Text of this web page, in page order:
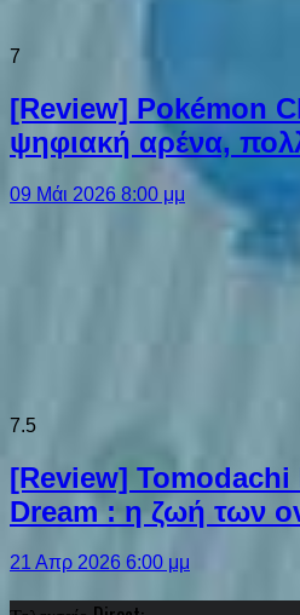
7
[Review] Pokémon
ψηφιακή αρένα,
09 Μάι 2026 8:00 μμ
7.5
[Review]
Dream : η ζωή των
21 Απρ 2026 6:00 μμ